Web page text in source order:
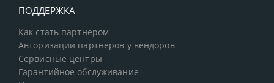
ПОДДЕРЖКА
Как стать партнером
Авторизации партнеров у вендоров
Сервисные центры
Гарантийное обслуживание